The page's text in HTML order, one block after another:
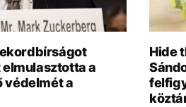
a
védelmét a
Hide